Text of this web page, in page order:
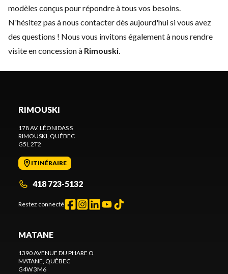
modèles conçus pour répondre à tous vos besoins.
N'hésitez pas ànous contacterdès aujourd'hui si vous avez
des questions ! Nous vous invitons également à nous rendre
visite en concession à Rimouski.
RIMOUSKI
178 AV. LÉONIDAS S
RIMOUSKI, QUÉBEC
G5L 2T2
ITINÉRAIRE
418 723-5132
Restez connecté
MATANE
1390 AVENUE DU PHARE O
MATANE, QUÉBEC
G4W 3M6